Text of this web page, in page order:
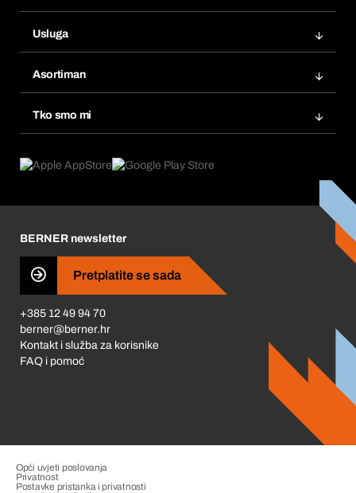
Popisi želja
Ponovno naručivanje
Pretplate
Usluga
Tražitelji proizvoda
Asortiman
Tko smo mi
Što nas pokreće
Business Conduct
BERNER newsletter
Pretplatite se sada
+385 12 49 94 70
berner@berner.hr
Kontakt i služba za korisnike
FAQ i pomoć
Opći uvjeti poslovanja
Privatnost
Postavke pristanka i privatnosti